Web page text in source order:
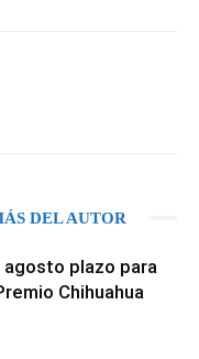
DEL AUTOR
plazo para
Chihuahua